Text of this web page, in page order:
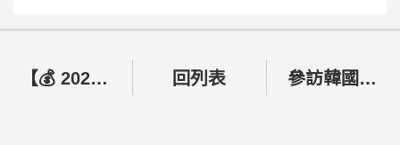
【💰 2026 兒少理財營｜培養孩子受益一生的聖經理財智慧！✨】 回列表 參訪韓國巨濟島高峴教會、鎮海浸信教會及釜山浸信會